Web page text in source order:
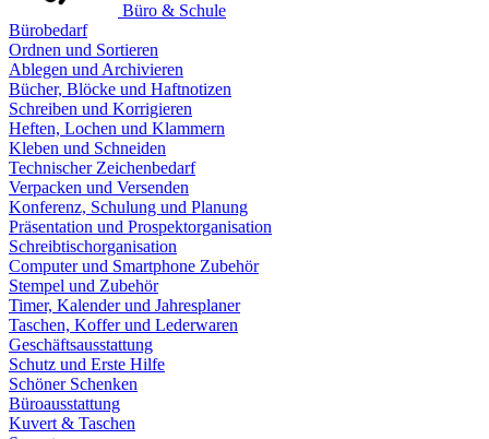
Büro & Schule
Bürobedarf
Ordnen und Sortieren
Ablegen und Archivieren
Bücher, Blöcke und Haftnotizen
Schreiben und Korrigieren
Heften, Lochen und Klammern
Kleben und Schneiden
Technischer Zeichenbedarf
Verpacken und Versenden
Konferenz, Schulung und Planung
Präsentation und Prospektorganisation
Schreibtischorganisation
Computer und Smartphone Zubehör
Stempel und Zubehör
Timer, Kalender und Jahresplaner
Taschen, Koffer und Lederwaren
Geschäftsausstattung
Schutz und Erste Hilfe
Schöner Schenken
Büroausstattung
Kuvert & Taschen